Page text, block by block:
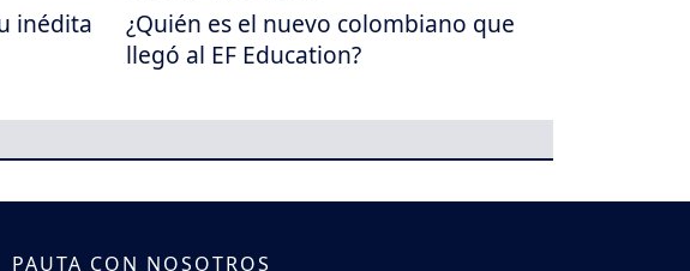
inédita
¿Quién es el nuevo colombiano que
llegó al EF Education?
PAUTA CON NOSOTROS